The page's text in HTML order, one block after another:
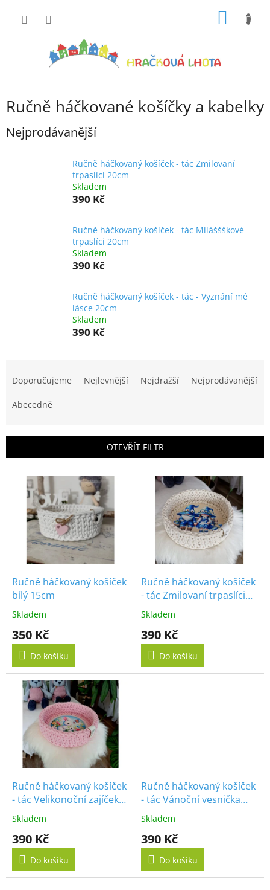
Ručně háčkované košíčky a kabelky
Nejprodávanější
Ručně háčkovaný košíček - tác Zmilovaní
trpaslíci 20cm
Skladem
390 Kč
Ručně háčkovaný košíček - tác Miláššškové
trpaslíci 20cm
Skladem
390 Kč
Ručně háčkovaný košíček - tác - Vyznání mé
lásce 20cm
Skladem
390 Kč
r
Doporučujeme Nejlevnější Nejdražší Nejprodávanější
Abecedně
OTEVŘÍT FILTR
ů
Ručně háčkovaný košíček
bílý 15cm
Skladem
350 Kč
Do košíku
Ručně háčkovaný košíček
- tác Zmilovaní trpaslíci
20cm
Skladem
390 Kč
Do košíku
Ručně háčkovaný košíček
- tác Velikonoční zajíček
20cm
Skladem
390 Kč
Do košíku
Ručně háčkovaný košíček
- tác Vánoční vesnička
20cm
Skladem
390 Kč
Do košíku